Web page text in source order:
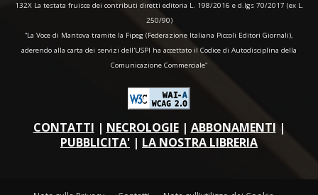
132X La testata fruisce dei contributi diretti editoria L. 198/2016 e d.lgs 70/2017 (ex L.
250/90)
“La Voce di Mantova tramite la Fipeg (Federazione Italiana Piccoli Editori Giornali),
aderendo alla carta dei servizi dell'USPI ha accettato il Codice di Autodisciplina della
Comunicazione Commerciale"
CONTATTI | NECROLOGIE| ABBONAMENTI |
PUBBLICITA' | LA NOSTRA LIBRERIA